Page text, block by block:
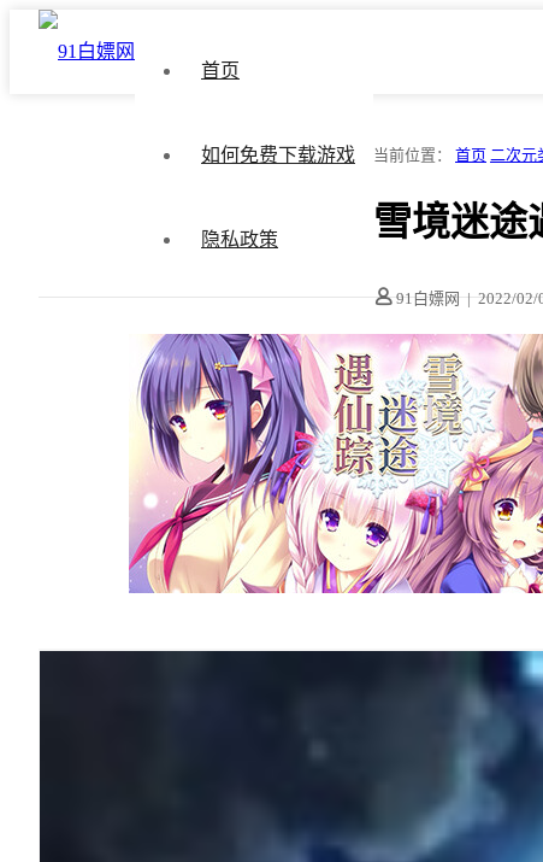
首页
如何免费下载游戏
隐私政策
当前位置： 首页 二次元
雪境迷途
91白嫖网 | 2022/02/